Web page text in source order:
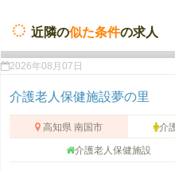
近隣の似た条件の求人
2026年08月07日
介護老人保健施設夢の里
高知県 南国市 介
介護老人保健施設